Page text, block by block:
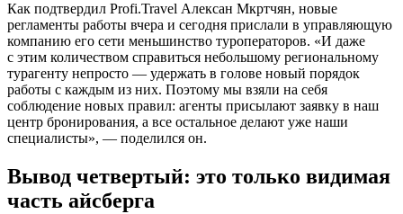
Как подтвердил Profi.Travel Алексан Мкртчян, новые
регламенты работы вчера и сегодня прислали в управляющую
компанию его сети меньшинство туроператоров. «И даже
с этим количеством справиться небольшому региональному
турагенту непросто — удержать в голове новый порядок
работы с каждым из них. Поэтому мы взяли на себя
соблюдение новых правил: агенты присылают заявку в наш
центр бронирования, а все остальное делают уже наши
специалисты», — поделился он.
Вывод четвертый: это только видимая
часть айсберга